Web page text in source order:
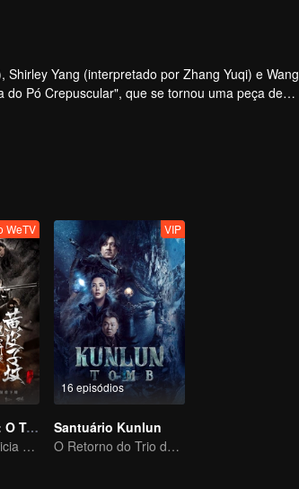
Yang (interpretado por Zhang Yuqi) e Wang
Pó Crepuscular", que se tornou uma peça de
do canal de água subterrâneo secreto da antiga
sacerdote do Rei Dian...
WeTV
Vela na Tumba: O Túmulo da Doninha Amarela
Ruan Jingtian inicia uma aventura com a equipe de expedicão
16 episódios
VIP
Santuário Kunlun
O Retorno do Trio de Ferro: Aventura nas Terras Geladas